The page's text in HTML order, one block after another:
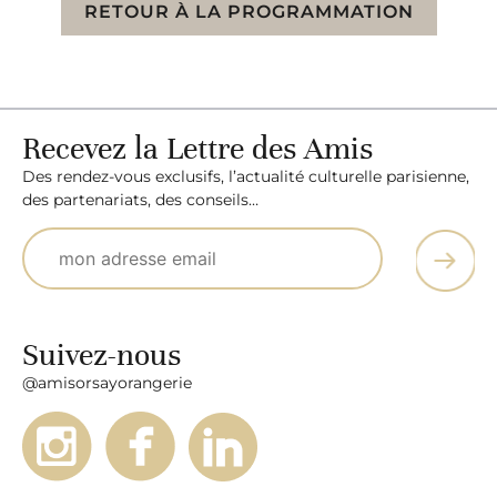
RETOUR À LA PROGRAMMATION
Recevez la Lettre des Amis
Des rendez-vous exclusifs, l’actualité culturelle parisienne,
des partenariats, des conseils…
Suivez-nous
@amisorsayorangerie